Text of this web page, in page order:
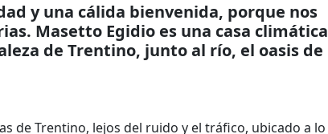
y una cálida bienvenida, porque nos
Masetto Egidio es una casa climática
de Trentino, junto al río, el oasis de
de Trentino, lejos del ruido y el tráfico, ubicado a lo